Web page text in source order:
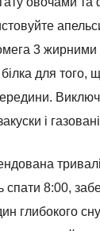
омега 3
для того,
і
8:00,
глибокого